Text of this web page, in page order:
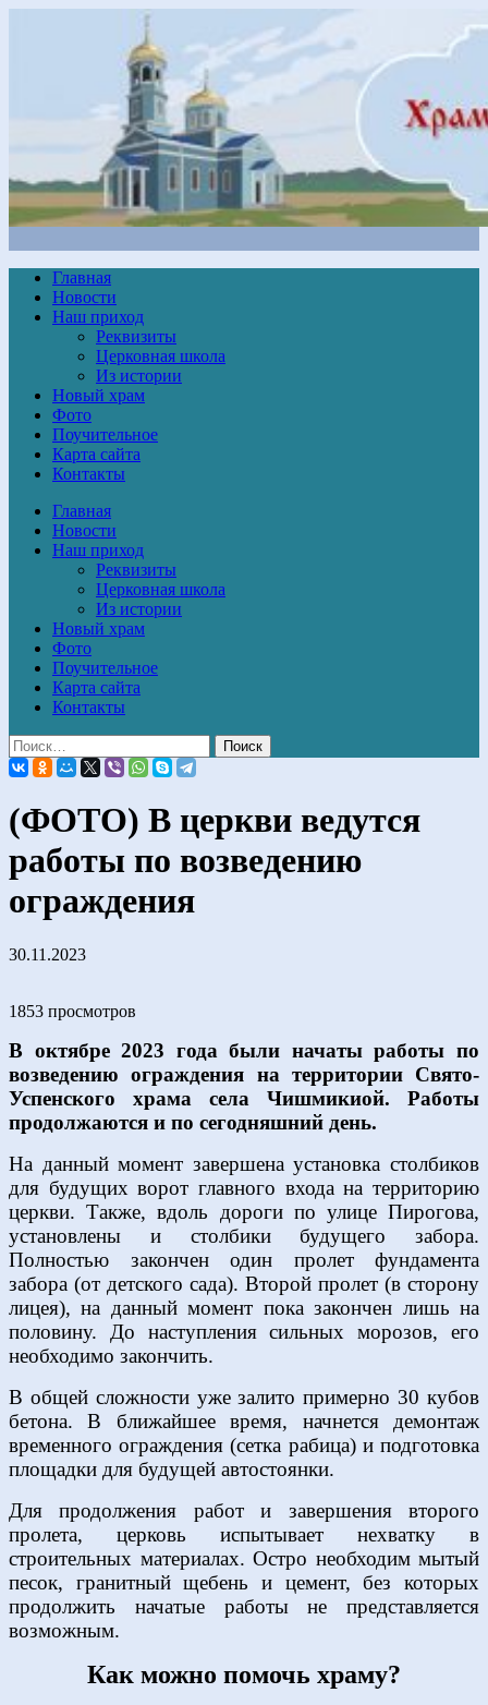
Главная
Новости
Наш приход
Реквизиты
Церковная школа
Из истории
Новый храм
Фото
Поучительное
Карта сайта
Контакты
Главная
Новости
Наш приход
Реквизиты
Церковная школа
Из истории
Новый храм
Фото
Поучительное
Карта сайта
Контакты
(ФОТО) В церкви ведутся
работы по возведению
ограждения
30.11.2023
1853 просмотров
В октябре 2023 года были начаты работы по
возведению ограждения на территории Свято-
Успенского храма села Чишмикиой. Работы
продолжаются и по сегодняшний день.
На данный момент завершена установка столбиков
для будущих ворот главного входа на территорию
церкви. Также, вдоль дороги по улице Пирогова,
установлены и столбики будущего забора.
Полностью закончен один пролет фундамента
забора (от детского сада). Второй пролет (в сторону
лицея), на данный момент пока закончен лишь на
половину. До наступления сильных морозов, его
необходимо закончить.
В общей сложности уже залито примерно 30 кубов
бетона. В ближайшее время, начнется демонтаж
временного ограждения (сетка рабица) и подготовка
площадки для будущей автостоянки.
Для продолжения работ и завершения второго
пролета, церковь испытывает нехватку в
строительных материалах. Остро необходим мытый
песок, гранитный щебень и цемент, без которых
продолжить начатые работы не представляется
возможным.
Как можно помочь храму?